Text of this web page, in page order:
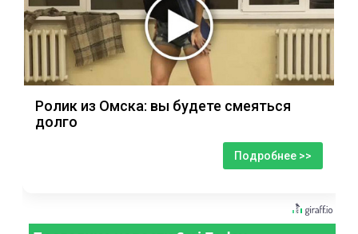
Ролик из Омска: вы будете смеяться
долго
Подробнее >>